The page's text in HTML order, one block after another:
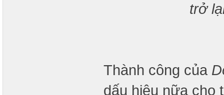
trở
Thành công của
dấu hiệu nữa cho